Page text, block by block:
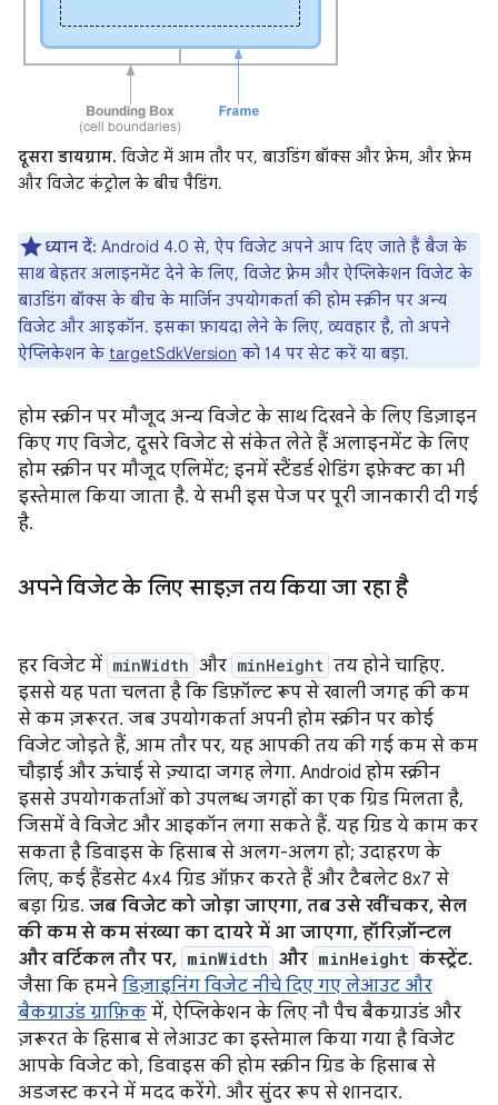
दूसरा डायग्राम. विजेट में आम तौर पर, बाउंडिंग बॉक्स और फ़्रेम, और फ़्रेम
और विजेट कंट्रोल के बीच पैडिंग.
ध्यान दें: Android 4.0 से, ऐप विजेट अपने आप दिए जाते हैं बैज के
साथ बेहतर अलाइनमेंट देने के लिए, विजेट फ़्रेम और ऐप्लिकेशन विजेट के
बाउंडिंग बॉक्स के बीच के मार्जिन उपयोगकर्ता की होम स्क्रीन पर अन्य
विजेट और आइकॉन. इसका फ़ायदा लेने के लिए, व्यवहार है, तो अपने
ऐप्लिकेशन के targetSdkVersion को 14 पर सेट करें या बड़ा.
होम स्क्रीन पर मौजूद अन्य विजेट के साथ दिखने के लिए डिज़ाइन
किए गए विजेट, दूसरे विजेट से संकेत लेते हैं अलाइनमेंट के लिए
होम स्क्रीन पर मौजूद एलिमेंट; इनमें स्टैंडर्ड शेडिंग इफ़ेक्ट का भी
इस्तेमाल किया जाता है. ये सभी इस पेज पर पूरी जानकारी दी गई
है.
अपने विजेट के लिए साइज़ तय किया जा रहा है
हर विजेट में minWidth और minHeight तय होने चाहिए.
इससे यह पता चलता है कि डिफ़ॉल्ट रूप से खाली जगह की कम
से कम ज़रूरत. जब उपयोगकर्ता अपनी होम स्क्रीन पर कोई
विजेट जोड़ते हैं, आम तौर पर, यह आपकी तय की गई कम से कम
चौड़ाई और ऊंचाई से ज़्यादा जगह लेगा. Android होम स्क्रीन
इससे उपयोगकर्ताओं को उपलब्ध जगहों का एक ग्रिड मिलता है,
जिसमें वे विजेट और आइकॉन लगा सकते हैं. यह ग्रिड ये काम कर
सकता है डिवाइस के हिसाब से अलग-अलग हो; उदाहरण के
लिए, कई हैंडसेट 4x4 ग्रिड ऑफ़र करते हैं और टैबलेट 8x7 से
बड़ा ग्रिड. जब विजेट को जोड़ा जाएगा, तब उसे खींचकर, सेल
की कम से कम संख्या का दायरे में आ जाएगा, हॉरिज़ॉन्टल
और वर्टिकल तौर पर, minWidth और minHeight कंस्ट्रेंट.
जैसा कि हमने डिज़ाइनिंग विजेट नीचे दिए गए लेआउट और
बैकग्राउंड ग्राफ़िक में, ऐप्लिकेशन के लिए नौ पैच बैकग्राउंड और
ज़रूरत के हिसाब से लेआउट का इस्तेमाल किया गया है विजेट
आपके विजेट को, डिवाइस की होम स्क्रीन ग्रिड के हिसाब से
अडजस्ट करने में मदद करेंगे. और सुंदर रूप से शानदार.